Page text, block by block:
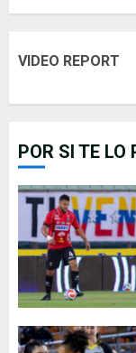
VIDEO REPORT
POR SI TE LO